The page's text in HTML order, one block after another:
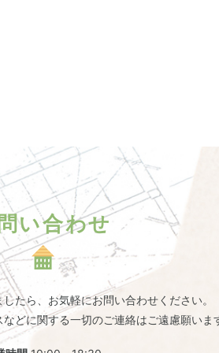
い合わせ
たら、 お気軽にお問い合わせください。
どに関する一切のご連絡はご遠慮願いま